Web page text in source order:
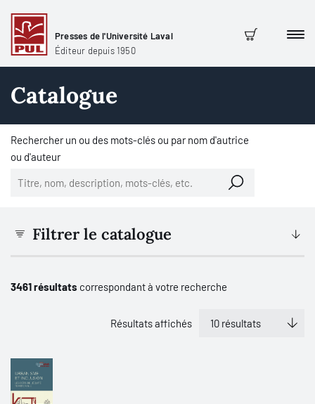
Presses de l'Université Laval
Éditeur depuis 1950
Panier
Catalogue
Rechercher un ou des mots-clés ou par nom d'autrice
ou d'auteur
Filtrer le catalogue
3461 résultats correspondant à votre recherche
Résultats affichés